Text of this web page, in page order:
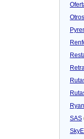
Otros
SAS